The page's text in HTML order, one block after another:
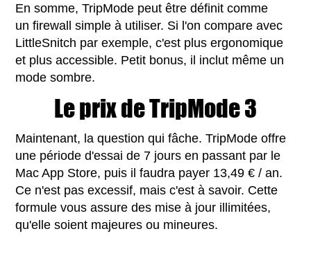
En somme, TripMode peut être définit comme
un firewall simple à utiliser. Si l'on compare avec
LittleSnitch par exemple, c'est plus ergonomique
et plus accessible. Petit bonus, il inclut même un
mode sombre.
Le prix de TripMode 3
Maintenant, la question qui fâche. TripMode offre
une période d'essai de 7 jours en passant par le
Mac App Store, puis il faudra payer 13,49 € / an.
Ce n'est pas excessif, mais c'est à savoir. Cette
formule vous assure des mise à jour illimitées,
qu'elle soient majeures ou mineures.